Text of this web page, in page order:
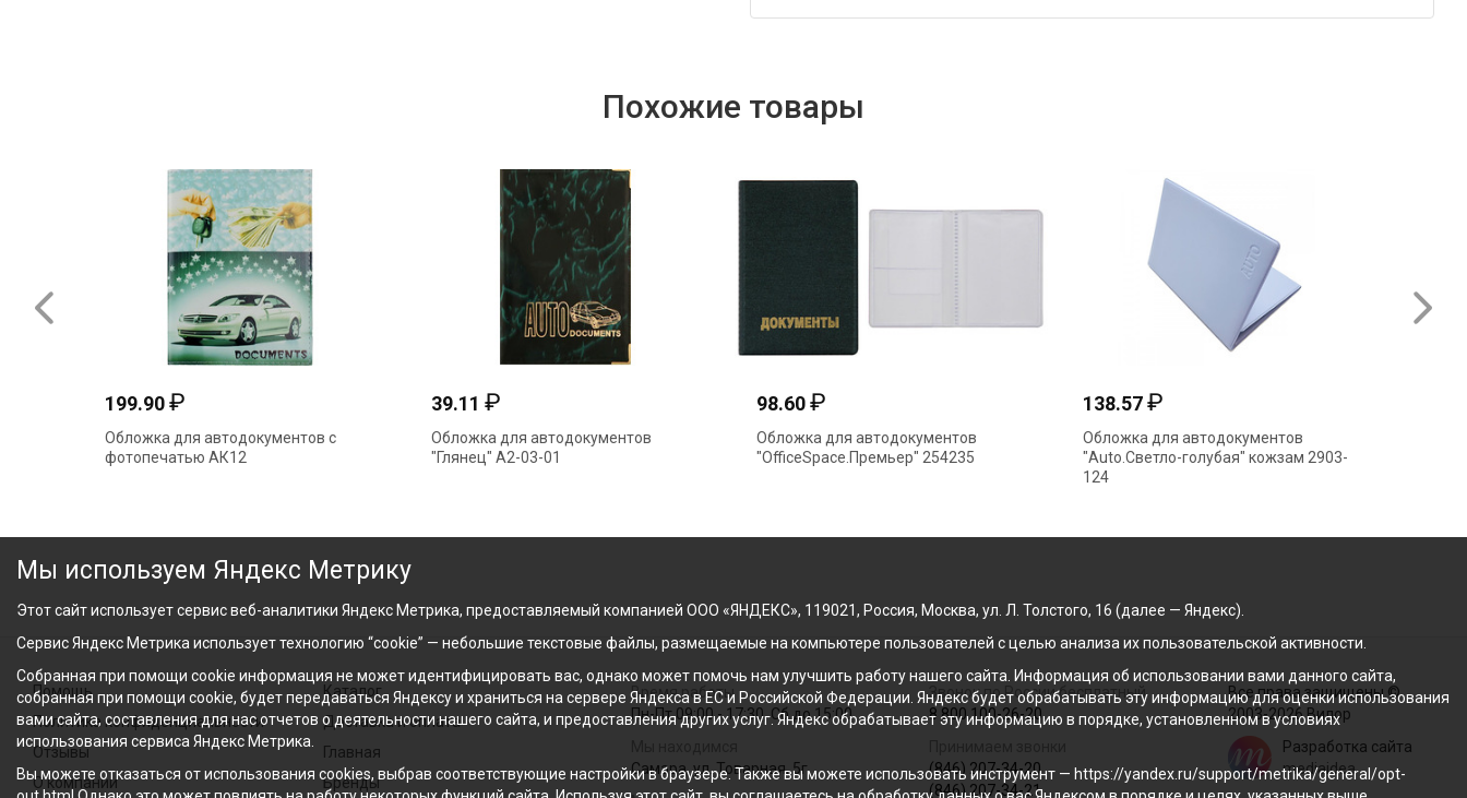
Похожие товары
199.90₽
Обложка для автодокументов с
фотопечатью АК12
39.11 ₽
Обложка для автодокументов
"Глянец" А2-03-01
98.60₽
Обложка для автодокументов
"OfficeSpace.Премьер" 254235
138.57₽
Обложка для автодокументов
"Auto.Светло-голубая" кожзам 2903-
124
Помощь
Политика конфиденциальности
Отзывы
О компании
Каталог
Доставка и оплата
Главная
Бренды
Время работы
Пн-Пт 09:00 - 17:30, Сб до 15:00
Самара, ул. Товарная, 5г
Звонок по России бесплатный
8 800 100-26-20
(846) 207-34-20
(846) 207-34-21
Все права защищены ©
2003-2026 Вилор
Разработка сайта
mediaidea
Мы используем Яндекс Метрику
Этот сайт использует сервис веб-аналитики Яндекс Метрика, предоставляемый компанией ООО «ЯНДЕКС», 119021, Россия, Москва, ул. Л. Толстого, 16 (далее — Яндекс).
Сервис Яндекс Метрика использует технологию “cookie” — небольшие текстовые файлы, размещаемые на компьютере пользователей с целью анализа их пользовательской активности.
Собранная при помощи cookie информация не может идентифицировать вас, однако может помочь нам улучшить работу нашего сайта. Информация об использовании вами данного сайта,
собранная при помощи cookie, будет передаваться Яндексу и храниться на сервере Яндекса в ЕС и Российской Федерации. Яндекс будет обрабатывать эту информацию для оценки использования
вами сайта, составления для нас отчетов о деятельности нашего сайта, и предоставления других услуг. Яндекс обрабатывает эту информацию в порядке, установленном в условиях
использования сервиса Яндекс Метрика.
Вы можете отказаться от использования cookies, выбрав соответствующие настройки в браузере. Также вы можете использовать инструмент — https://yandex.ru/support/metrika/general/opt-